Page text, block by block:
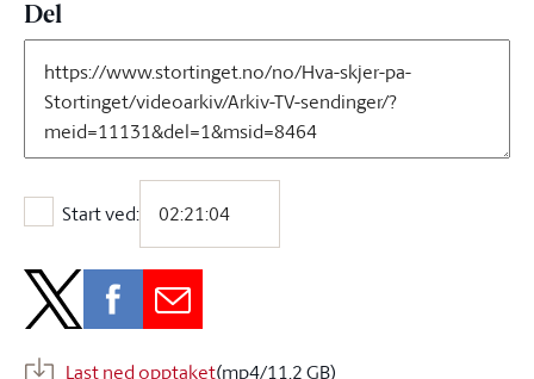
Del
Start ved:
Start ved:
Last ned opptaket(mp4/11,2 GB)